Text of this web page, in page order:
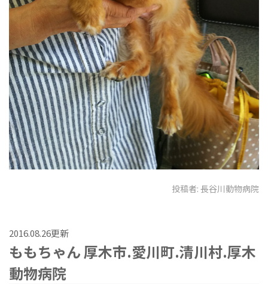
投稿者: 長谷川動物病院
2016.08.26更新
ももちゃん 厚木市.愛川町.清川村.厚木
動物病院